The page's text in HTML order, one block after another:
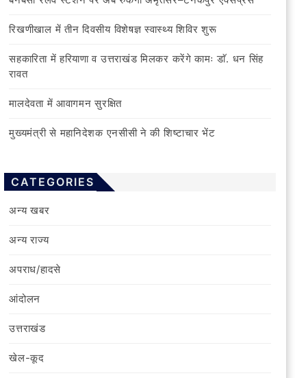
रिखणीखाल में तीन दिवसीय विशेषज्ञ स्वास्थ्य शिविर शुरू
सहकारिता में हरियाणा व उत्तराखंड मिलकर करेंगे कामः डाॅ. धन सिंह
रावत
मालदेवता में आवागमन सुरक्षित
मुख्यमंत्री से महानिदेशक एनसीसी ने की शिष्टाचार भेंट
CATEGORIES
अन्य खबर
अन्य राज्य
अपराध/हादसे
आंदोलन
उत्तराखंड
खेल-कूद